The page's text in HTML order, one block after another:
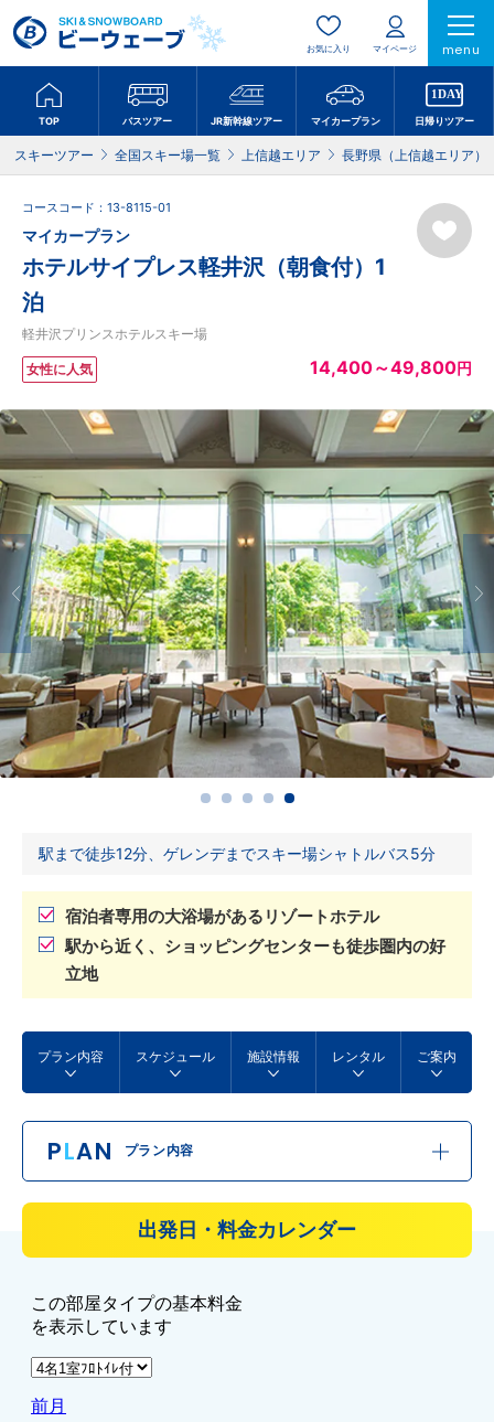
お気に入り マイページ menu
TOP バスツアー JR新幹線ツアー マイカープラン 日帰りツアー
スキーツアー 全国スキー場一覧 上信越エリア 長野県（上信越エリア）
コースコード：13-8115-01
マイカープラン
ホテルサイプレス軽井沢（朝食付）1
泊
軽井沢プリンスホテルスキー場
女性に人気 14,400～49,800円
駅まで徒歩12分、ゲレンデまでスキー場シャトルバス5分
宿泊者専用の大浴場があるリゾートホテル
駅から近く、ショッピングセンターも徒歩圏内の好
立地
プラン内容 スケジュール 施設情報 レンタル ご案内
PLAN プラン内容
出発日・料金カレンダー